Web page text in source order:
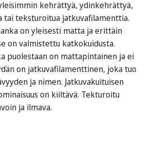
kehrättyä, ydinkehrättyä,
tai teksturoitua jatkuvafilamenttia.
on yleisesti matta ja erittäin
on valmistettu katkokuidusta.
puolestaan on mattapintainen ja ei
on jatkuvafilamenttinen, joka tuo
ja nimen. Jatkuvakuituisen
on kiiltävä. Tekturoitu
ja ilmava.